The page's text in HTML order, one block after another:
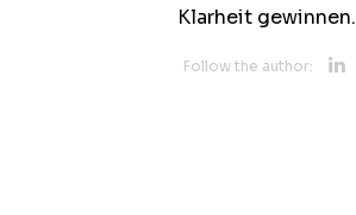
Klarheit gewinnen.
Follow the author: